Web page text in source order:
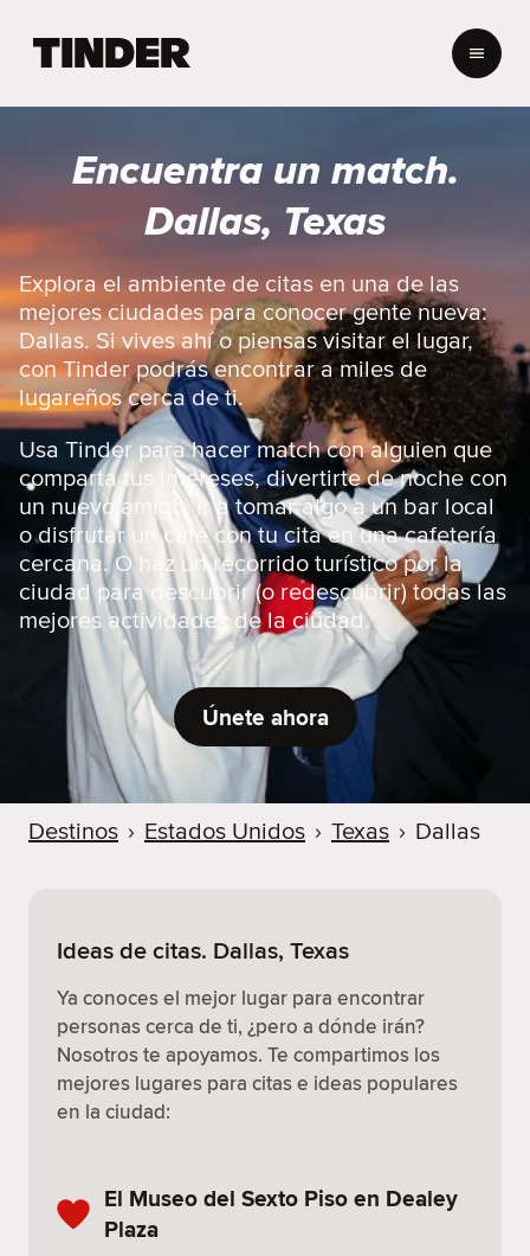
o
e
i
n
d
e
r
Encuentra un match.
Dallas, Texas
Explora el ambiente de citas en una de las
mejores ciudades para conocer gente nueva:
Dallas. Si vives ahí o piensas visitar el lugar,
con Tinder podrás encontrar a miles de
lugareños cerca de ti.
Usa Tinder para hacer match con alguien que
comparta tus intereses, divertirte de noche con
un nuevo amigo, ir a tomar algo a un bar local
o disfrutar un café con tu cita en una cafetería
cercana. O haz un recorrido turístico por la
ciudad para descubrir (o redescubrir) todas las
mejores actividades de la ciudad.
Únete ahora
Destinos › Estados Unidos › Texas › Dallas
Ideas de citas. Dallas, Texas
Ya conoces el mejor lugar para encontrar
personas cerca de ti, ¿pero a dónde irán?
Nosotros te apoyamos. Te compartimos los
mejores lugares para citas e ideas populares
en la ciudad:
El Museo del Sexto Piso en Dealey
Plaza